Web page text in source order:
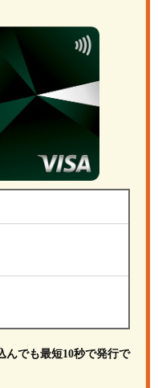
んでも最短10秒で発行で